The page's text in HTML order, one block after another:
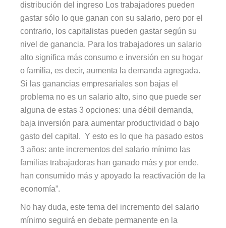
distribución del ingreso Los trabajadores pueden
gastar sólo lo que ganan con su salario, pero por el
contrario, los capitalistas pueden gastar según su
nivel de ganancia. Para los trabajadores un salario
alto significa más consumo e inversión en su hogar
o familia, es decir, aumenta la demanda agregada.
Si las ganancias empresariales son bajas el
problema no es un salario alto, sino que puede ser
alguna de estas 3 opciones: una débil demanda,
baja inversión para aumentar productividad o bajo
gasto del capital. Y esto es lo que ha pasado estos
3 años: ante incrementos del salario mínimo las
familias trabajadoras han ganado más y por ende,
han consumido más y apoyado la reactivación de la
economía”.
No hay duda, este tema del incremento del salario
mínimo seguirá en debate permanente en la